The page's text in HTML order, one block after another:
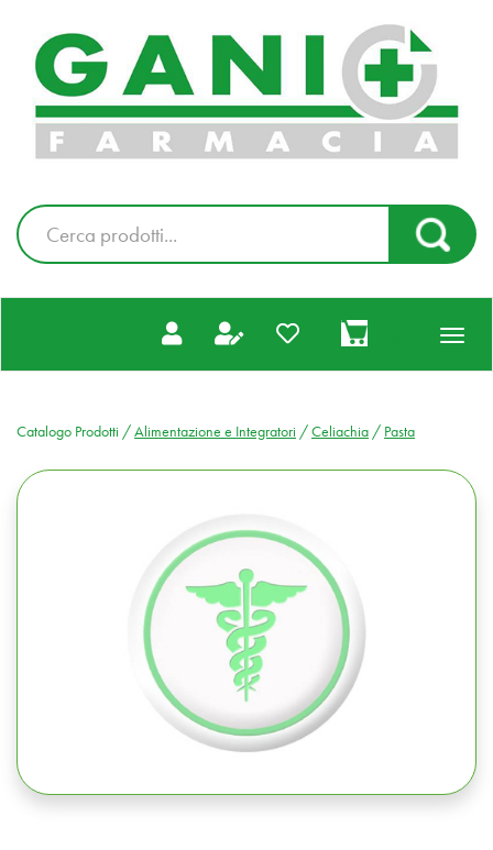
contenuto
principale
Farmacia
Gani
Ordina
online
Cerca
Prodotto
Cerca
prodotti
inseriti
Catalogo Prodotti /Alimentazione e Integratori /Celiachia / Pasta